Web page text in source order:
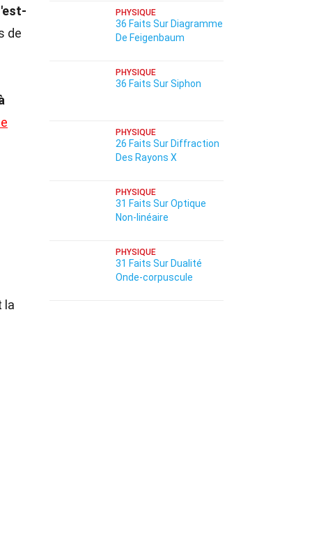
de
la
PHYSIQUE
36 Faits Sur Diagramme
De Feigenbaum
PHYSIQUE
36 Faits Sur Siphon
PHYSIQUE
26 Faits Sur Diffraction
Des Rayons X
PHYSIQUE
31 Faits Sur Optique
Non-linéaire
PHYSIQUE
31 Faits Sur Dualité
Onde-corpuscule